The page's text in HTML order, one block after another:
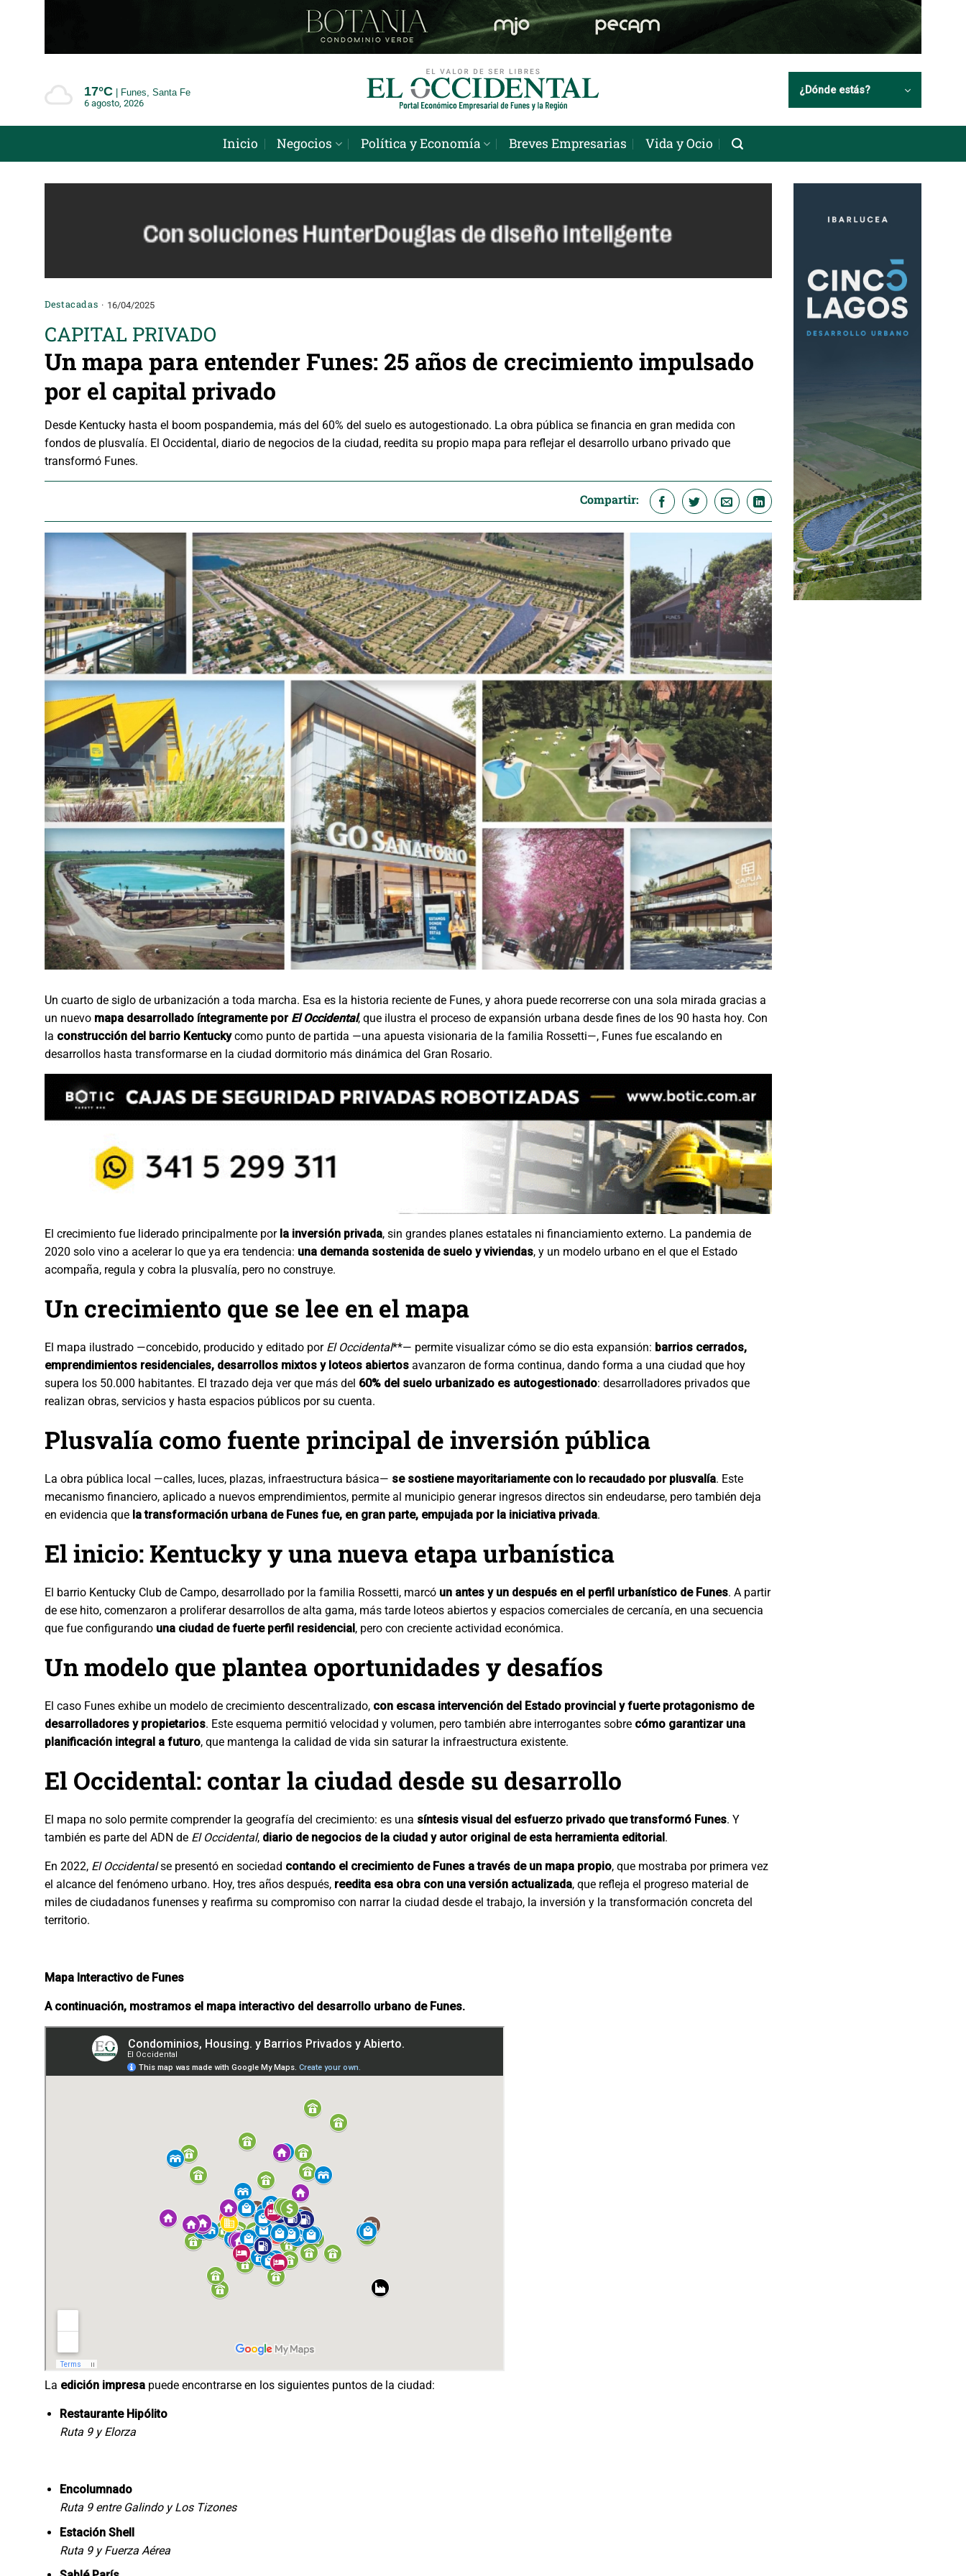
17°C
Funes, Santa Fe
6 agosto, 2026
¿Dónde estás?
Inicio Negocios Política y Economía Breves Empresarias Vida y Ocio
Destacadas 16/04/2025
CAPITAL PRIVADO
Un mapa para entender Funes: 25 años de crecimiento impulsado
por el capital privado
Desde Kentucky hasta el boom pospandemia, más del 60% del suelo es autogestionado. La obra pública se financia en gran medida con
fondos de plusvalía. El Occidental, diario de negocios de la ciudad, reedita su propio mapa para reflejar el desarrollo urbano privado que
transformó Funes.
Compartir:
Un cuarto de siglo de urbanización a toda marcha. Esa es la historia reciente de Funes, y ahora puede recorrerse con una sola mirada gracias a
un nuevo mapa desarrollado íntegramente por El Occidental, que ilustra el proceso de expansión urbana desde fines de los 90 hasta hoy. Con
la construcción del barrio Kentuckycomo punto de partida —una apuesta visionaria de la familia Rossetti—, Funes fue escalando en
desarrollos hasta transformarse en la ciudad dormitorio más dinámica del Gran Rosario.
El crecimiento fue liderado principalmente por la inversión privada, sin grandes planes estatales ni financiamiento externo. La pandemia de
2020 solo vino a acelerar lo que ya era tendencia: una demanda sostenida de suelo y viviendas, y un modelo urbano en el que el Estado
acompaña, regula y cobra la plusvalía, pero no construye.
Un crecimiento que se lee en el mapa
El mapa ilustrado —concebido, producido y editado por El Occidental**— permite visualizar cómo se dio esta expansión: barrios cerrados,
emprendimientos residenciales, desarrollos mixtos y loteos abiertos avanzaron de forma continua, dando forma a una ciudad que hoy
supera los 50.000 habitantes. El trazado deja ver que más del 60% del suelo urbanizado es autogestionado: desarrolladores privados que
realizan obras, servicios y hasta espacios públicos por su cuenta.
Plusvalía como fuente principal de inversión pública
La obra pública local —calles, luces, plazas, infraestructura básica— se sostiene mayoritariamente con lo recaudado por plusvalía. Este
mecanismo financiero, aplicado a nuevos emprendimientos, permite al municipio generar ingresos directos sin endeudarse, pero también deja
en evidencia que la transformación urbana de Funes fue, en gran parte, empujada por la iniciativa privada.
El inicio: Kentucky y una nueva etapa urbanística
El barrio Kentucky Club de Campo, desarrollado por la familia Rossetti, marcó un antes y un después en el perfil urbanístico de Funes. A partir
de ese hito, comenzaron a proliferar desarrollos de alta gama, más tarde loteos abiertos y espacios comerciales de cercanía, en una secuencia
que fue configurando una ciudad de fuerte perfil residencial, pero con creciente actividad económica.
Un modelo que plantea oportunidades y desafíos
El caso Funes exhibe un modelo de crecimiento descentralizado, con escasa intervención del Estado provincial y fuerte protagonismo de
desarrolladores y propietarios. Este esquema permitió velocidad y volumen, pero también abre interrogantes sobre cómo garantizar una
planificación integral a futuro, que mantenga la calidad de vida sin saturar la infraestructura existente.
El Occidental: contar la ciudad desde su desarrollo
El mapa no solo permite comprender la geografía del crecimiento: es una síntesis visual del esfuerzo privado que transformó Funes. Y
también es parte del ADN de El Occidental, diario de negocios de la ciudad y autor original de esta herramienta editorial.
En 2022, El Occidentalse presentó en sociedad contando el crecimiento de Funes a través de un mapa propio, que mostraba por primera vez
el alcance del fenómeno urbano. Hoy, tres años después, reedita esa obra con una versión actualizada, que refleja el progreso material de
miles de ciudadanos funenses y reafirma su compromiso con narrar la ciudad desde el trabajo, la inversión y la transformación concreta del
territorio.
Mapa Interactivo de Funes
A continuación, mostramos el mapa interactivo del desarrollo urbano de Funes.
La edición impresa puede encontrarse en los siguientes puntos de la ciudad:
Restaurante Hipólito
Ruta 9 y Elorza
Encolumnado
Ruta 9 entre Galindo y Los Tizones
Estación Shell
Ruta 9 y Fuerza Aérea